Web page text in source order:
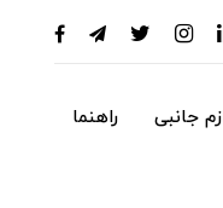
جانبی راهنما